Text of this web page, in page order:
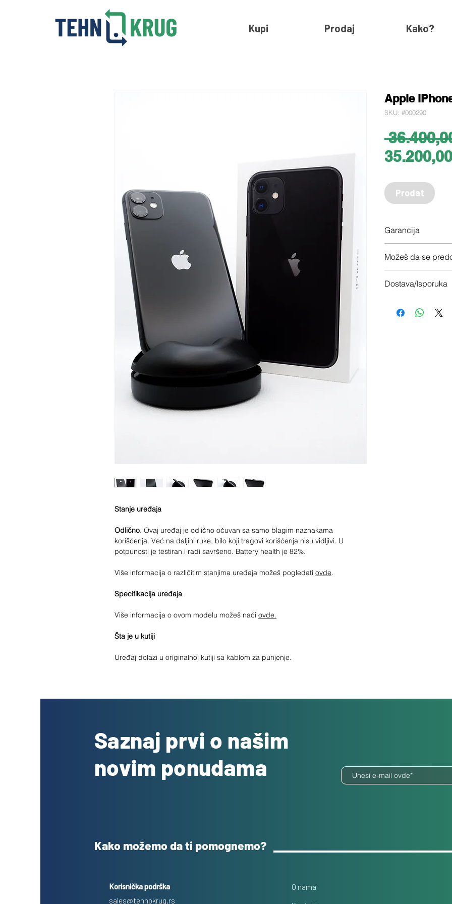
Kupi Prodaj Kako?
Stanje uređaja
Odlično. Ovaj uređaj je odlično očuvan sa samo blagim naznakama
korišćenja. Već na daljini ruke, bilo koji tragovi korišćenja nisu vidljivi. U
potpunosti je testiran i radi savršeno. Battery health je 82%.
Više informacija o različitim stanjima uređaja možeš pogledati ovde.
Specifikacija uređaja
Više informacija o ovom modelu možeš naći ovde.
Šta je u kutiji
Uređaj dolazi u originalnoj kutiji sa kablom za punjenje.
Apple
SKU: #000290
Prodat
Garancija
Možeš da se
Dostava/Isporuka
Saznaj prvi o našim
novim ponudama
Kako možemo da ti pomognemo?
Korisnička podrška
sales@tehnokrug.rs
O nama